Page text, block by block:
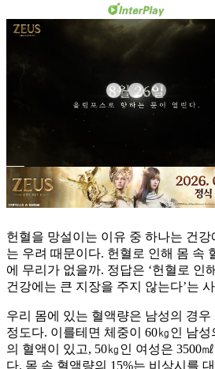
헌혈을 망설이는 이유 중 하나는 건
는 우려 때문이다. 헌혈로 인해 몸 속
에 무리가 없을까. 정답은 ‘헌혈로 인
건강에는 큰 지장을 주지 않는다’는
우리 몸에 있는 혈액량은 남성의 경우
정도다. 이를테면 체중이 60㎏인 남성
의 혈액이 있고, 50㎏인 여성은 3500
다. 몸 속 혈액량의 15%는 비상시를